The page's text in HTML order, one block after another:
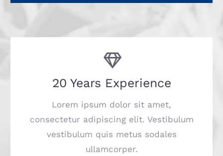
20 Years Experience
Lorem ipsum dolor sit amet,
consectetur adipiscing elit. Vestibulum
vestibulum quis metus sodales
ullamcorper.